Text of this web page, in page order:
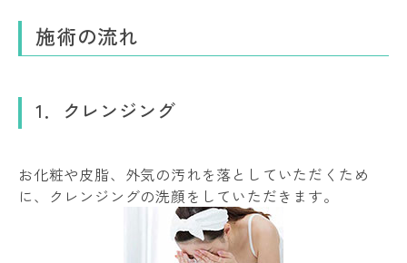
施術の流れ
1．クレンジング
お化粧や皮脂、外気の汚れを落としていただくため
に、クレンジングの洗顔をしていただきます。